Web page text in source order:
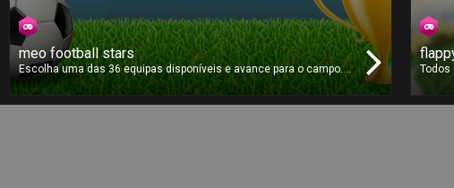
meo football stars
Escolha uma das 36 equipas disponíveis e avance para o campo.
Este jogo de futebol é puramente baseado em estratégia e em
Todos